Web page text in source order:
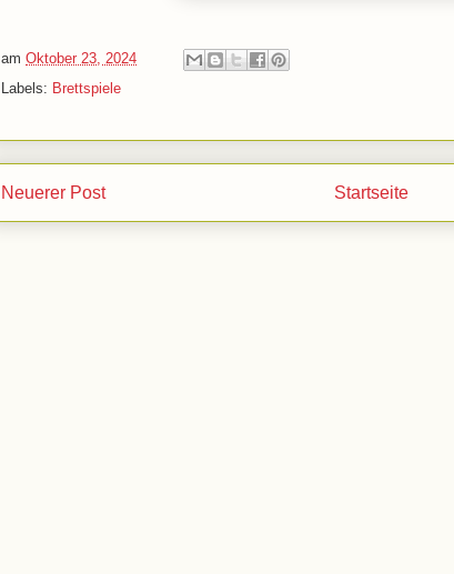
am Oktober 23, 2024
Labels: Brettspiele
Neuerer Post Startseite